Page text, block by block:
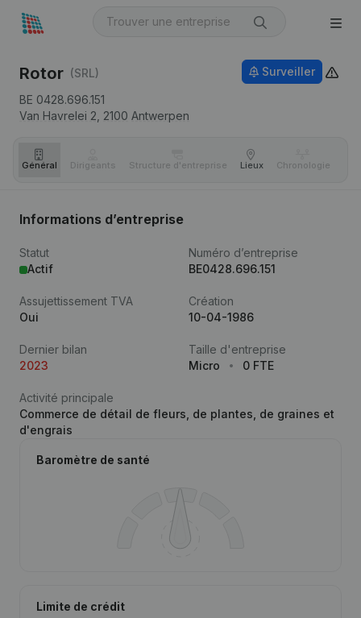
Rotor (SRL)
BE 0428.696.151
Van Havrelei 2, 2100 Antwerpen
Surveiller
Général Dirigeants Structure d'entreprise Lieux Chronologie
Informations d’entreprise
Statut
Actif
Numéro d’entreprise
BE0428.696.151
Assujettissement TVA
Oui
Création
10-04-1986
Dernier bilan
2023
Taille d'entreprise
Micro
0 FTE
Activité principale
Commerce de détail de fleurs, de plantes, de graines et
d'engrais
Baromètre de santé
Limite de crédit